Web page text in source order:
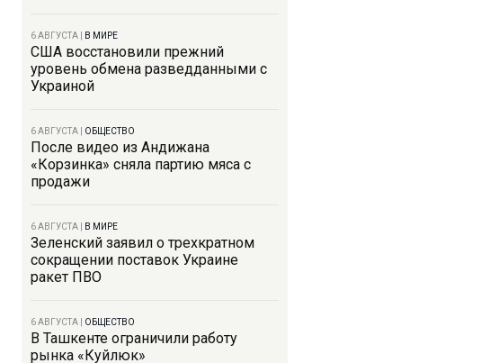
6 АВГУСТА В МИРЕ
США восстановили прежний
уровень обмена разведданными с
Украиной
6 АВГУСТА ОБЩЕСТВО
После видео из Андижана
«Корзинка» сняла партию мяса с
продажи
6 АВГУСТА В МИРЕ
Зеленский заявил о трехкратном
сокращении поставок Украине
ракет ПВО
6 АВГУСТА ОБЩЕСТВО
В Ташкенте ограничили работу
рынка «Куйлюк»